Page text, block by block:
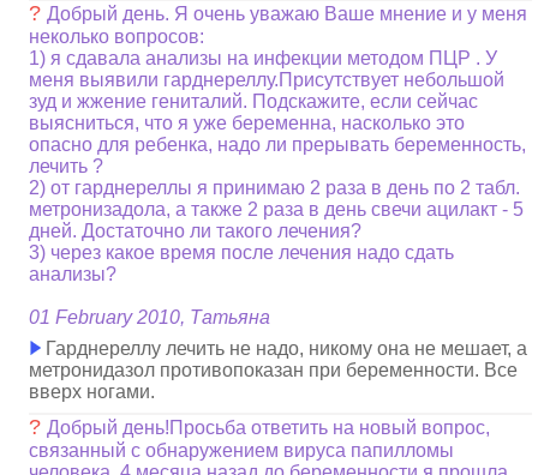
?Добрый день. Я очень уважаю Ваше мнение и у меня
неколько вопросов:
1) я сдавала анализы на инфекции методом ПЦР . У
меня выявили гарднереллу.Присутствует небольшой
зуд и жжение гениталий. Подскажите, если сейчас
выясниться, что я уже беременна, насколько это
опасно для ребенка, надо ли прерывать беременность,
лечить ?
2) от гарднереллы я принимаю 2 раза в день по 2 табл.
метронизадола, а также 2 раза в день свечи ацилакт - 5
дней. Достаточно ли такого лечения?
3) через какое время после лечения надо сдать
анализы?
01 February 2010, Татьяна
Гарднереллу лечить не надо, никому она не мешает, а
метронидазол противопоказан при беременности. Все
вверх ногами.
?Добрый день!Просьба ответить на новый вопрос,
связанный с обнаружением вируса папилломы